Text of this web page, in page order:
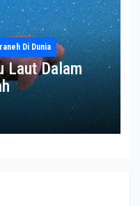
Di Dunia
Laut Dalam